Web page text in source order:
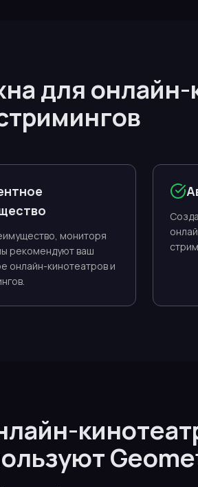
для онлайн-
мониторя
рекомендуют ваш
онлайн-кинотеатров и